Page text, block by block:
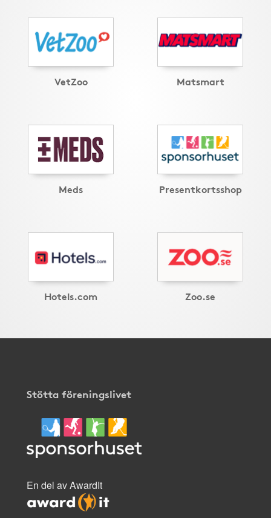
VetZoo Matsmart
Meds Presentkortsshop
Hotels.com Zoo.se
Stötta föreningslivet
En del av AwardIt